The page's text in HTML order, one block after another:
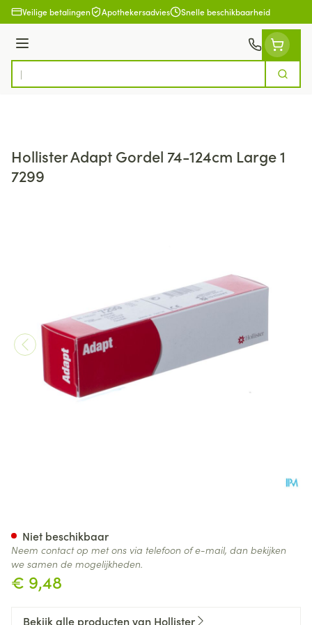
Ga naar de inhoud
Veilige betalingen Apothekersadvies Snelle beschikbaarheid
Menu
Product, merk, categorie...
Zoek
Hollister Adapt Gordel 74-124cm Large 1
7299
€ 9,48
Niet beschikbaar
Neem contact op met ons via telefoon of e-mail, dan bekijken
we samen de mogelijkheden.
Bekijk alle producten van Hollister